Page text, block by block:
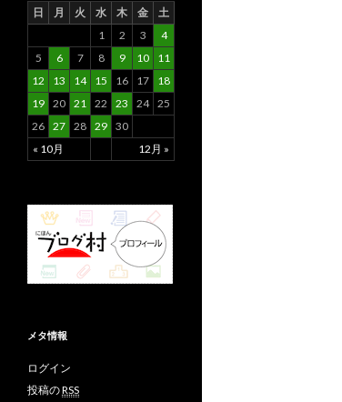
日 月 火 水 木 金 土
« 10月 12月 »
1 2 3
4
5
6 7 8 9 10
11
12
13 14 15 16 17
18
19 20 21 22 23 24 25
26 27 28 29 30
メタ情報
ログイン
投稿のRSS